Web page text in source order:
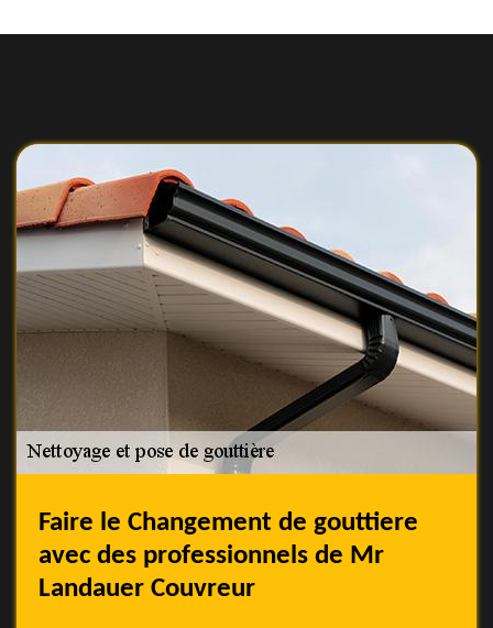
Faire le Changement de gouttiere
avec des professionnels de Mr
Landauer Couvreur